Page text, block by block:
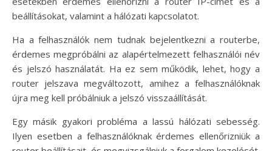
beállításokat, valamint a hálózati kapcsolatot.
Ha a felhasználók nem tudnak bejelentkezni a routerbe,
érdemes megpróbálni az alapértelmezett felhasználói név
és jelszó használatát. Ha ez sem működik, lehet, hogy a
router jelszava megváltozott, amihez a felhasználóknak
újra meg kell próbálniuk a jelszó visszaállítását.
Egy másik gyakori probléma a lassú hálózati sebesség.
Ilyen esetben a felhasználóknak érdemes ellenőrizniük a